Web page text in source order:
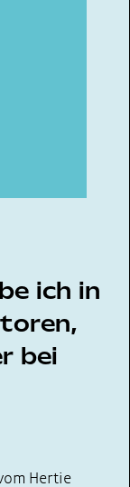
ich in
bei
Hertie